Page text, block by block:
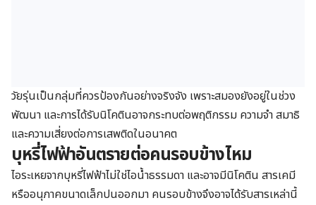
วัยรุ่นเป็นกลุ่มที่ควรป้องกันอย่างจริงจัง เพราะสมองยังอยู่ในช่วง
พัฒนา และการได้รับนิโคตินอาจกระทบต่อพฤติกรรม ความจำ สมาธิ
และความเสี่ยงต่อการเสพติดในอนาคต
บุหรี่ไฟฟ้าอันตรายต่อคนรอบข้างไหม
ไอระเหยจากบุหรี่ไฟฟ้าไม่ใช่ไอน้ำธรรมดา และอาจมีนิโคติน สารเคมี
หรืออนุภาคขนาดเล็กปนออกมา คนรอบข้างจึงอาจได้รับสารเหล่านี้